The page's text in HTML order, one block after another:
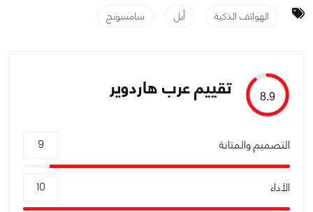
الهواتف الذكية أبل سامسونج
8.9 تقييم عرب هاردوير
التصميم والمتانة 9
الأداء 10